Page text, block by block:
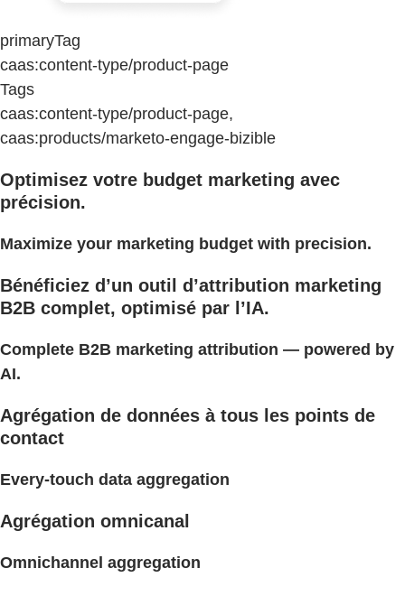
primaryTag
caas:content-type/product-page
Tags
caas:content-type/product-page,
caas:products/marketo-engage-bizible
Optimisez votre budget marketing avec
précision.
Maximize your marketing budget with precision.
Bénéficiez d’un outil d’attribution marketing
B2B complet, optimisé par l’IA.
Complete B2B marketing attribution — powered by
AI.
Agrégation de données à tous les points de
contact
Every-touch data aggregation
Agrégation omnicanal
Omnichannel aggregation